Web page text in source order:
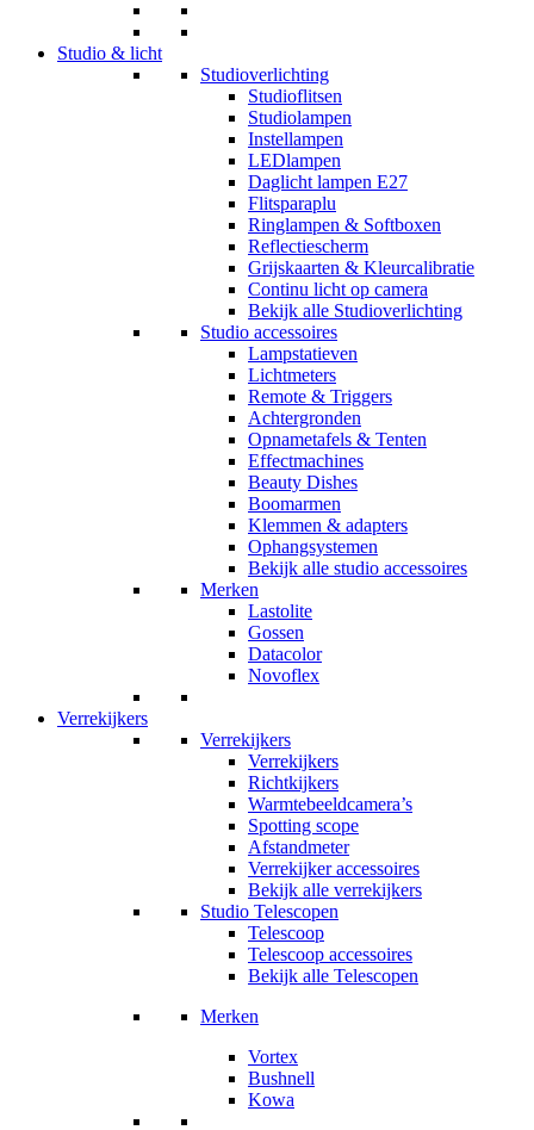
Studio & licht
Studioverlichting
Studioflitsen
Studiolampen
Instellampen
LEDlampen
Daglicht lampen E27
Flitsparaplu
Ringlampen & Softboxen
Reflectiescherm
Grijskaarten & Kleurcalibratie
Continu licht op camera
Bekijk alle Studioverlichting
Studio accessoires
Lampstatieven
Lichtmeters
Remote & Triggers
Achtergronden
Opnametafels & Tenten
Effectmachines
Beauty Dishes
Boomarmen
Klemmen & adapters
Ophangsystemen
Bekijk alle studio accessoires
Merken
Lastolite
Gossen
Datacolor
Novoflex
Verrekijkers
Verrekijkers
Verrekijkers
Richtkijkers
Warmtebeeldcamera’s
Spotting scope
Afstandmeter
Verrekijker accessoires
Bekijk alle verrekijkers
Studio Telescopen
Telescoop
Telescoop accessoires
Bekijk alle Telescopen
Merken
Vortex
Bushnell
Kowa